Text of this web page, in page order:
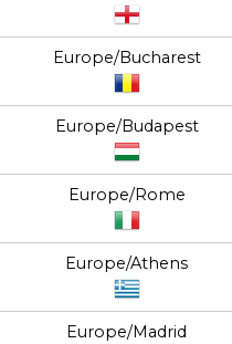
Europe/Bucharest
Europe/Budapest
Europe/Rome
Europe/Athens
Europe/Madrid